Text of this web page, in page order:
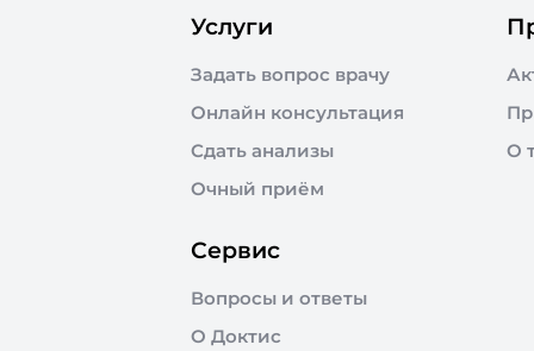
Услуги
Задать вопрос врачу
Онлайн консультация
Сдать анализы
Очный приём
О
Сервис
Вопросы и ответы
О Доктис